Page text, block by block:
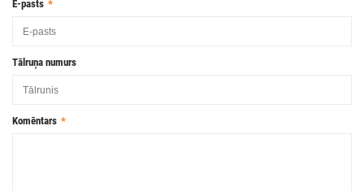
E-pasts
Tālruņa numurs
Komēntars